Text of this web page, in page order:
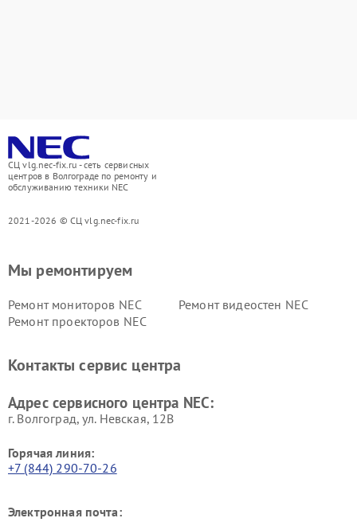
СЦ vlg.nec-fix.ru - сеть сервисных
центров в Волгограде по ремонту и
обслуживанию техники NEC
2021-2026 © СЦ vlg.nec-fix.ru
Мы ремонтируем
Ремонт мониторов NEC
Ремонт видеостен NEC
Ремонт проекторов NEC
Контакты сервис центра
Адрес сервисного центра NEC:
г. Волгоград, ул. Невская, 12В
Горячая линия:
+7 (844) 290-70-26
Электронная почта: